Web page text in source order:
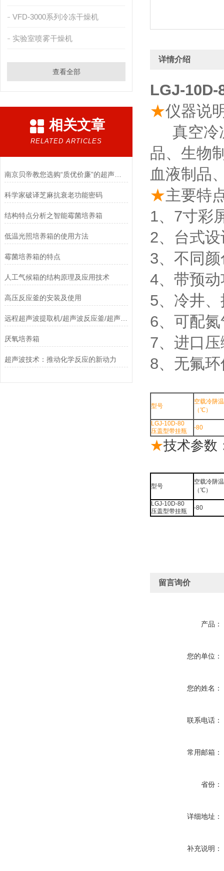
VFD-3000系列冷冻干燥机
实验室喷雾干燥机
查看全部
相关文章
RELATED ARTICLES
南京贝帝教您选购“质优价廉”的超声波细胞破碎仪
科学家破译芝麻抗衰老功能密码
结构特点分析之智能霉菌培养箱
低温光照培养箱的使用方法
霉菌培养箱的特点
人工气候箱的结构原理及应用技术
高压反应釜的安装及使用
远程超声波提取机/超声波反应釜/超声波乳化分散机技术点对接完毕
厌氧培养箱
超声波技术：推动化学反应的新动力
详情介绍
LGJ-10D-
★仪器说
真空冷
品、生物
血液制品
★主要特
1、7寸彩
2、台式
3、不同
4、带预
5、冷井
6、可配
7、进口
8、无氟
型号
空载冷阱
（℃）
LGJ-10D-80
压盖型带挂瓶
-80
★技术参数
型号
空载冷阱
（℃）
LGJ-10D-80
压盖型带挂瓶
-80
留言询价
产品：
您的单位：
您的姓名：
联系电话：
常用邮箱：
省份：
详细地址：
补充说明：